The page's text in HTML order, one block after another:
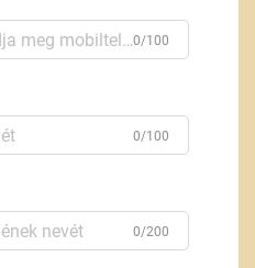
0/100
0/100
0/200